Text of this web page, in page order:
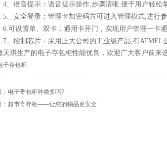
4、语音提示：语音提示操作,步骤清晰,便于用户轻松
5、安全登录：管理卡加密码方可进入管理模式,进行
6.可设置单、双卡，通用卡开门，实现用户管理一卡
7、控制芯片：采用上大公司的工业级产品,有ATMEL
天琪生产的电子存包柜性能优良，欢迎广大客户前来选
电子寄包柜种类多吗?
超市寄存柜——让您的物品更安全